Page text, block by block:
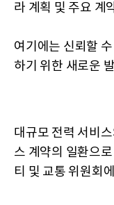
라 계획 및 주요 계
여기에는 신뢰할
하기 위한 새로운
대규모 전력 서비
스 계약의 일환으
티 및 교통 위원회